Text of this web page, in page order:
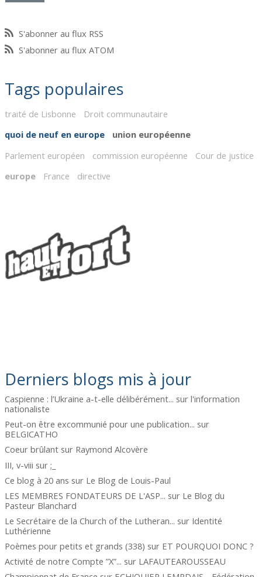
S'abonner au flux RSS
S'abonner au flux ATOM
Tags populaires
traité de Lisbonne
Droit communautaire
quoi de neuf en europe
union européenne
Parlement européen
commission européenne
Cour de justice
europe
France directive
Derniers blogs mis à jour
Caspienne : l’Ukraine a-t-elle délibérément... surl'information
nationaliste
Peut-on être excommunié pour une publication... sur
BELGICATHO
Coeur brûlant sur Raymond Alcovère
III, v-viii sur;_
Ce blog à 20 ans sur Le Blog de Louis-Paul
LES MEMBRES FONDATEURS DE L'ASP... sur Le Blog du
Pasteur Blanchard
Le Secrétaire de la Church of the Lutheran... sur Identité
Luthérienne
Poèmes pour petits et grands (338) sur ET POURQUOI DONC ?
Activité de notre Compte ”X”... sur LAFAUTEAROUSSEAU